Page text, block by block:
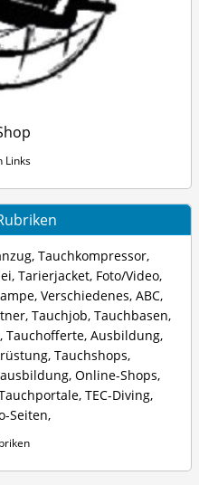
Links
, Tauchkompressor,
, Tarierjacket, Foto/Video,
, Verschiedenes, ABC,
, Tauchjob, Tauchbasen,
, Tauchofferte, Ausbildung,
, Tauchshops,
, Online-Shops,
, TEC-Diving,
Seiten,